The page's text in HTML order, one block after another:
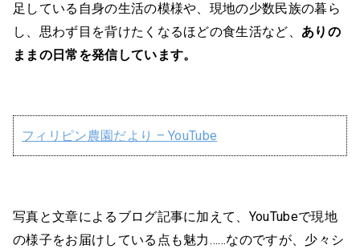
足している自身の生活の模様や、現地の少数民族の暮ら
し、思わず目を背けたくなるほどの食生活など、 ありの
ままの日常を発信しています。
フィリピン農園だより – YouTube
写真と文章によるブログ記事に加えて、YouTubeで現地
の様子をお届けしている点も魅力……なのですが、少々シ